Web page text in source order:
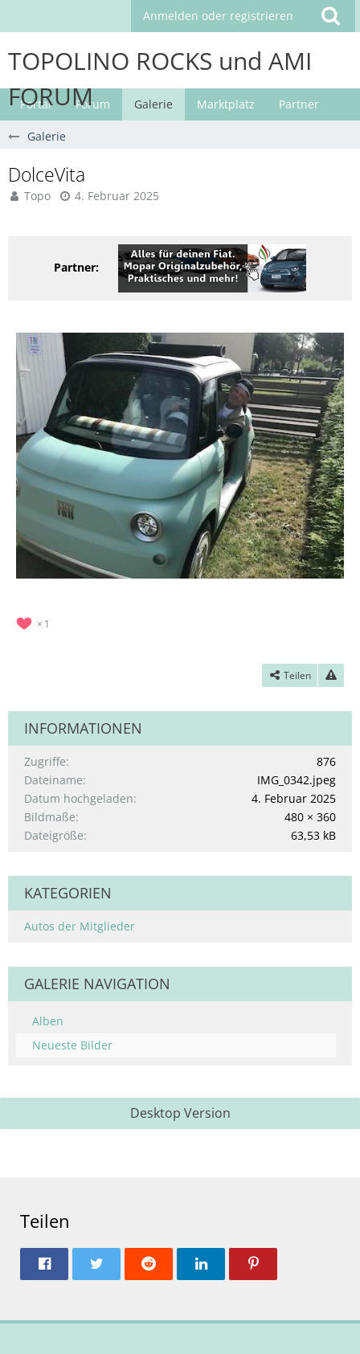
Anmelden oder registrieren
TOPOLINO ROCKS und AMI
FORUM
Portal Forum Galerie Marktplatz Partner
Galerie
DolceVita
Topo 4. Februar 2025
Partner:
1
Teilen
INFORMATIONEN
Zugriffe
876
Dateiname
IMG_0342.jpeg
Datum hochgeladen
4. Februar 2025
Bildmaße
480 × 360
Dateigröße
63,53 kB
KATEGORIEN
Autos der Mitglieder
GALERIE NAVIGATION
Alben
Neueste Bilder
Desktop Version
Teilen